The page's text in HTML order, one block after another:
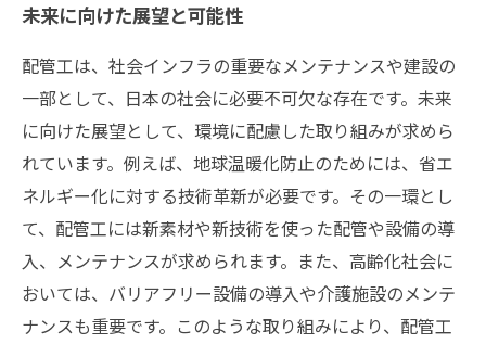
未来に向けた展望と可能性
配管工は、社会インフラの重要なメンテナンスや建設の
一部として、日本の社会に必要不可欠な存在です。未来
に向けた展望として、環境に配慮した取り組みが求めら
れています。例えば、地球温暖化防止のためには、省エ
ネルギー化に対する技術革新が必要です。その一環とし
て、配管工には新素材や新技術を使った配管や設備の導
入、メンテナンスが求められます。また、高齢化社会に
おいては、バリアフリー設備の導入や介護施設のメンテ
ナンスも重要です。このような取り組みにより、配管工